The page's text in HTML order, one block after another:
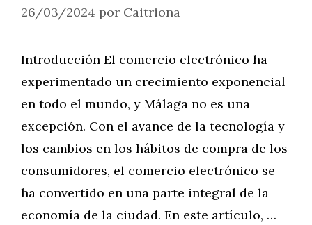
26/03/2024 por Caitriona
Introducción El comercio electrónico ha
experimentado un crecimiento exponencial
en todo el mundo, y Málaga no es una
excepción. Con el avance de la tecnología y
los cambios en los hábitos de compra de los
consumidores, el comercio electrónico se
ha convertido en una parte integral de la
economía de la ciudad. En este artículo, …